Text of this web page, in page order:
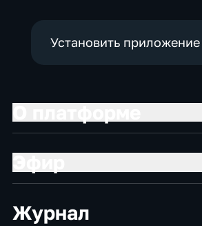
Установить
Журнал